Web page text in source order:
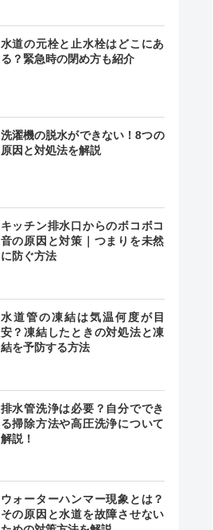
水道の元栓と止水栓はどこにあ
る？緊急時の閉め方も紹介
洗濯機の脱水ができない！8つの
原因と対処法を解説
キッチン排水口からのボコボコ
音の原因と対策｜つまりを未然
に防ぐ方法
水道管の凍結は気温何度が目
安？凍結したときの対処法と凍
結を予防する方法
排水管洗浄は必要？自分ででき
る掃除方法や高圧洗浄について
解説！
ウォーターハンマー現象とは？
その原因と水道を故障させない